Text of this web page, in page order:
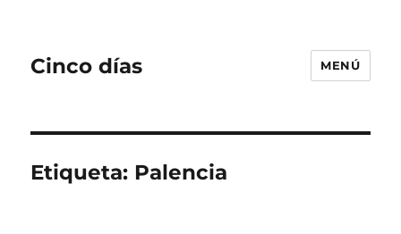
Cinco días MENÚ
Etiqueta: Palencia